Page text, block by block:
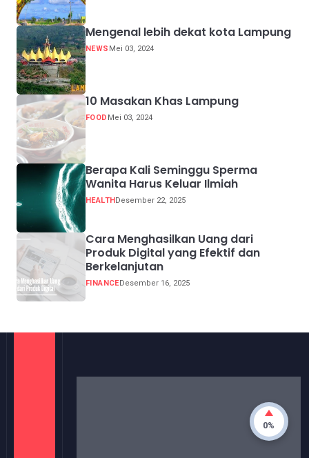
Mengenal lebih dekat kota Lampung
NEWS Mei 03, 2024
10 Masakan Khas Lampung
FOOD Mei 03, 2024
Berapa Kali Seminggu Sperma
Wanita Harus Keluar Ilmiah
HEALTHDesember 22, 2025
Cara Menghasilkan Uang dari
Produk Digital yang Efektif dan
Berkelanjutan
FINANCEDesember 16, 2025
Media Informasi dengan akurat, update dan
0%